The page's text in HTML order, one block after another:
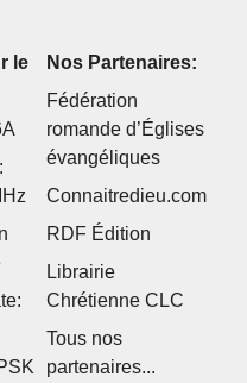
le
Nos Partenaires:
Fédération
romande d’Églises
évangéliques
Connaitredieu.com
RDF Édition
Librairie
Chrétienne CLC
Tous nos
partenaires...